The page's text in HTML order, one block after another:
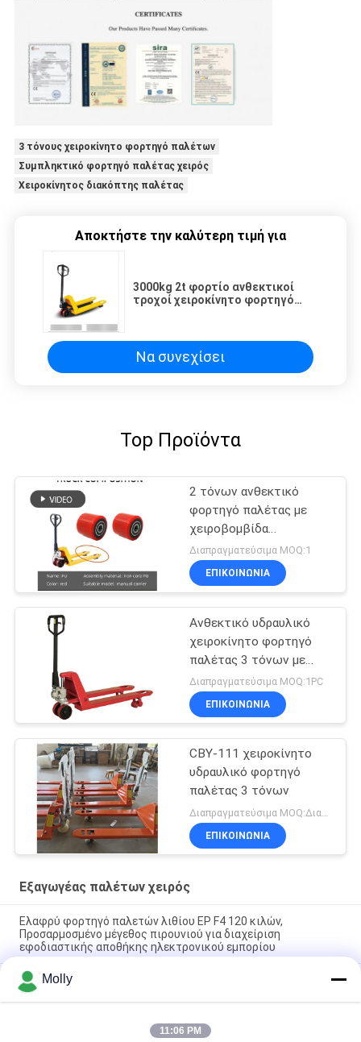
3 τόνους χειροκίνητο φορτηγό παλέτων
Συμπληκτικό φορτηγό παλέτας χειρός
Χειροκίνητος διακόπτης παλέτας
Αποκτήστε την καλύτερη τιμή για
3000kg 2t φορτίο ανθεκτικοί
τροχοί χειροκίνητο φορτηγό
Να συνεχίσει
Top Προϊόντα
2 τόνων ανθεκτικό
φορτηγό παλέτας με
χειροβομβίδα
Πολυδιάστατο
Διαπραγματεύσιμα MOQ:1
ΕΠΙΚΟΙΝΩΝΙΑ
Ανθεκτικό υδραυλικό
χειροκίνητο φορτηγό
παλέτας 3 τόνων με
τροχό νάιλον
Διαπραγματεύσιμα MOQ:1PC
ΕΠΙΚΟΙΝΩΝΙΑ
CBY-111 χειροκίνητο
υδραυλικό φορτηγό
παλέτας 3 τόνων
Διαπραγματεύσιμα MOQ:Διαπραγματεύσιμος
ΕΠΙΚΟΙΝΩΝΙΑ
Εξαγωγέας παλέτων χειρός
Ελαφρύ φορτηγό παλετών λιθίου EP F4 120 κιλών,
Προσαρμοσμένο μέγεθος πιρουνιού για διαχείριση
εφοδιαστικής αποθήκης ηλεκτρονικού εμπορίου
Υδραυλική συσκευή βαρέων επιβαρύνσεων CBY‐11 για
αποθήκες
CBY-5N 5 τόνων βαρύ φορτηγό χειροκίνητων παλέτων με
χωρητικότητα 5000KG και τροχούς νάιλον από υψηλής
Molly
11:06 PM